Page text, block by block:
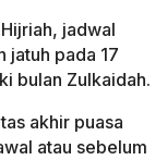
jadwal
jatuh pada 17
bulan Zulkaidah.
akhir puasa
atau sebelum